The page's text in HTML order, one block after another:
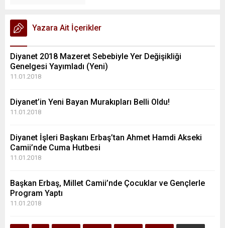
Yazara Ait İçerikler
Diyanet 2018 Mazeret Sebebiyle Yer Değişikliği
Genelgesi Yayımladı (Yeni)
11.01.2018
Diyanet’in Yeni Bayan Murakıpları Belli Oldu!
11.01.2018
Diyanet İşleri Başkanı Erbaş’tan Ahmet Hamdi Akseki
Camii’nde Cuma Hutbesi
11.01.2018
Başkan Erbaş, Millet Camii’nde Çocuklar ve Gençlerle
Program Yaptı
11.01.2018